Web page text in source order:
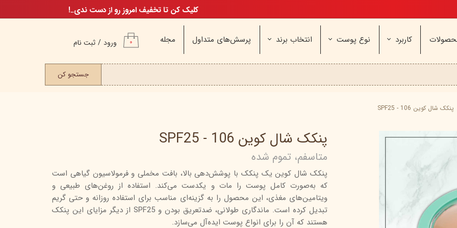
کاربرد
عطر - ادکلن
اسپری بدن
دئودرانت - مام
نوع پوست انتخاب برند
نیوره بیول
ایپک
شون
ویتابلا سینره
پنکاف
سیلکر
مهرونا سی‌گل
نئودرم
نو‌ آکنه ویتالیر
راکوتن
یونی لد هرمودر
کاسپین
پرسش‌های متداول مجله ورود / ثبت نام
تغییر گذر واژه
۰
جستجو کن
کلیک کن تا تخفیف امروز رو از دست ندی..!
پنکک شال کوین 106 - SPF25
پنکک شال کوین 106 - SPF25
متاسفم، تموم شده
پنکک شال کوین یک پنکک با پوشش‌دهی بالا، بافت مخملی و فرمولاسیون گیاهی است
که به‌صورت کامل پوست را مات و یکدست می‌کند. استفاده از روغن‌های طبیعی و
ویتامین‌های مغذی، این محصول را به گزینه‌ای مناسب برای استفاده روزانه و حتی گریم
تبدیل کرده است. ماندگاری طولانی، ضدتعریق بودن و SPF25 از دیگر مزایای این پنکک
هستند که آن را برای انواع پوست ایده‌آل می‌سازد.